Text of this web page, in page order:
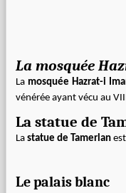
La mosquée
La mosquée Hazrat-i
vénérée ayant vécu au
La statue de
La statue de Tamerlan
Le palais blanc